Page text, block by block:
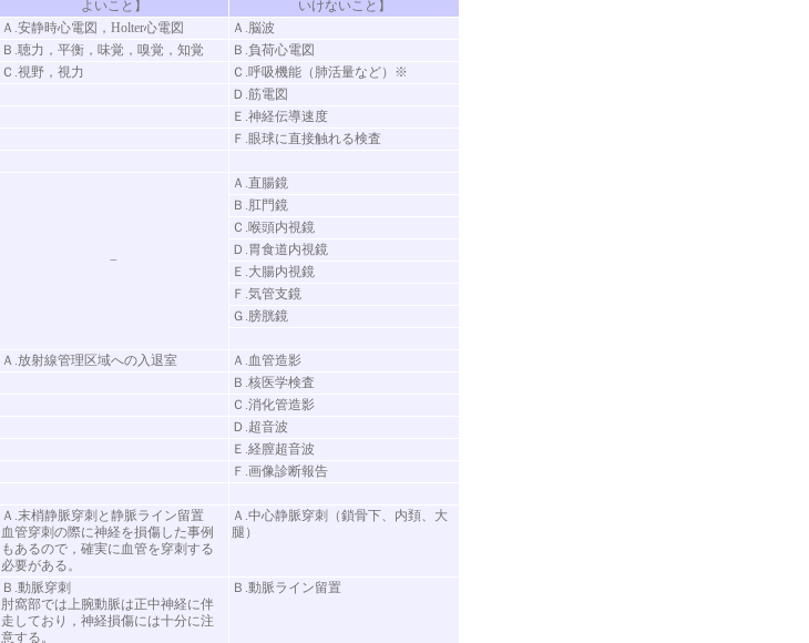
よいこと】
いけないこと】
Ａ.安静時心電図，Holter心電図
Ａ.脳波
Ｂ.聴力，平衡，味覚，嗅覚，知覚
Ｂ.負荷心電図
Ｃ.視野，視力
Ｃ.呼吸機能（肺活量など）※
Ｄ.筋電図
Ｅ.神経伝導速度
Ｆ.眼球に直接触れる検査
−
Ａ.直腸鏡
Ｂ.肛門鏡
Ｃ.喉頭内視鏡
Ｄ.胃食道内視鏡
Ｅ.大腸内視鏡
Ｆ.気管支鏡
Ｇ.膀胱鏡
Ａ.放射線管理区域への入退室
Ａ.血管造影
Ｂ.核医学検査
Ｃ.消化管造影
Ｄ.超音波
Ｅ.経膣超音波
Ｆ.画像診断報告
Ａ.末梢静脈穿刺と静脈ライン留置
血管穿刺の際に神経を損傷した事例
もあるので，確実に血管を穿刺する
必要がある。
Ａ.中心静脈穿刺（鎖骨下、内頚、大
腿）
Ｂ.動脈穿刺
肘窩部では上腕動脈は正中神経に伴
走しており，神経損傷には十分に注
意する。
Ｂ.動脈ライン留置